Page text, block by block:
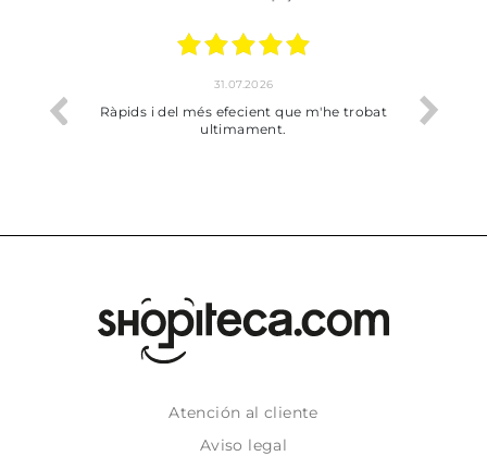
del més efecient que m'he trobat
ultimament.
Bien pero soy de Vilafranca
dejado recoger en
Atención al cliente
Aviso legal